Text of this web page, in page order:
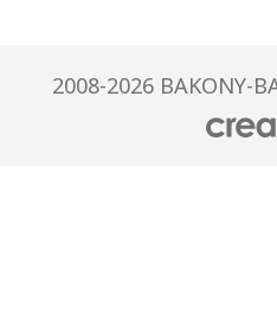
2008-2026 BAKONY-